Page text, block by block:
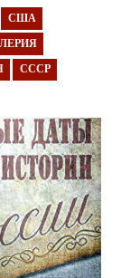
США
СССР